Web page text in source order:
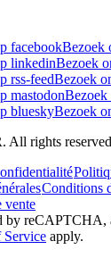
facebookBezoek
linkedinBezoek
rss-feedBezoek
mastodonBezoek
blueskyBezoek
All rights
Conditions
vente
by reCAPTCHA,
Service apply.